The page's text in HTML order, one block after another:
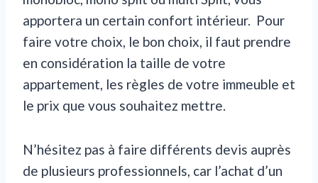
apportera un certain confort intérieur. Pour
faire votre choix, le bon choix, il faut prendre
en considération la taille de votre
appartement, les règles de votre immeuble et
le prix que vous souhaitez mettre.
N’hésitez pas à faire différents devis auprès
de plusieurs professionnels, car l’achat d’un